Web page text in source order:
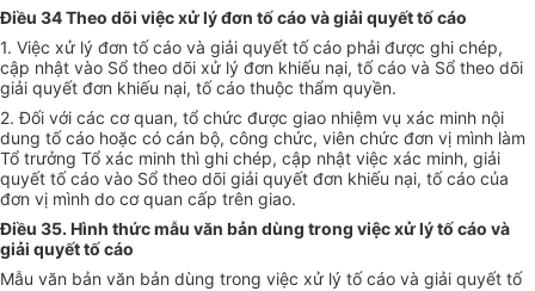
Điều 34 Theo dõi việc xử lý đơn tố cáo và giải quyết tố cáo
1. Việc xử lý đơn tố cáo và giải quyết tố cáo phải được ghi chép,
cập nhật vào Sổ theo dõi xử lý đơn khiếu nại, tố cáo và Sổ theo dõi
giải quyết đơn khiếu nại, tố cáo thuộc thẩm quyền.
2. Đối với các cơ quan, tổ chức được giao nhiệm vụ xác minh nội
dung tố cáo hoặc có cán bộ, công chức, viên chức đơn vị mình làm
Tổ trưởng Tổ xác minh thì ghi chép, cập nhật việc xác minh, giải
quyết tố cáo vào Sổ theo dõi giải quyết đơn khiếu nại, tố cáo của
đơn vị mình do cơ quan cấp trên giao.
Điều 35. Hình thức mẫu văn bản dùng trong việc xử lý tố cáo và
giải quyết tố cáo
Mẫu văn bản văn bản dùng trong việc xử lý tố cáo và giải quyết tố